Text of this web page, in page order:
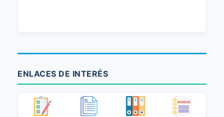
ENLACES DE INTERÉS